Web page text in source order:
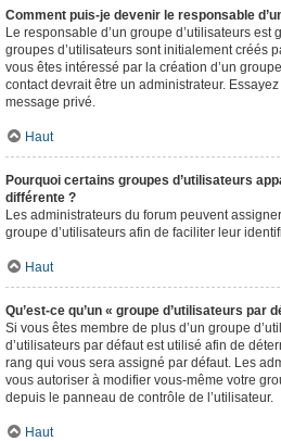
Comment puis-je devenir le responsable
Le responsable d’un groupe d’utilisateurs
groupes d’utilisateurs sont initialement créés
vous êtes intéressé par la création d’un
contact devrait être un administrateur.
message privé.
Haut
Pourquoi certains groupes d’utilisateurs
différente ?
Les administrateurs du forum peuvent
groupe d’utilisateurs afin de faciliter leur
Haut
Qu’est-ce qu’un « groupe d’utilisateurs par
Si vous êtes membre de plus d’un groupe
d’utilisateurs par défaut est utilisé afin de
rang qui vous sera assigné par défaut. Les
vous autoriser à modifier vous-même votre
depuis le panneau de contrôle de l’utilisateur.
Haut